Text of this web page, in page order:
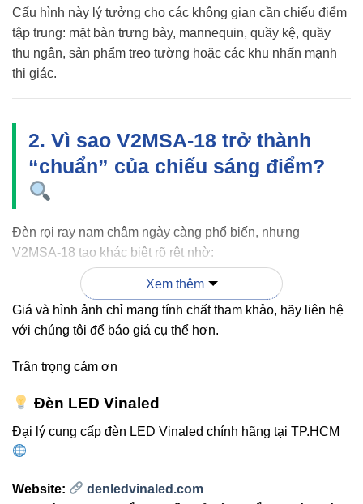
Cấu hình này lý tưởng cho các không gian cần chiếu điểm
tập trung: mặt bàn trưng bày, mannequin, quầy kệ, quầy
thu ngân, sản phẩm treo tường hoặc các khu nhấn mạnh
thị giác.
2. Vì sao V2MSA-18 trở thành
“chuẩn” của chiếu sáng điểm?
Đèn rọi ray nam châm ngày càng phổ biến, nhưng
V2MSA-18 tạo khác biệt rõ rệt nhờ:
2.1. Ánh sáng tập trung – Hiển thị sản
phẩm nổi bật hơn
Góc chiếu 24° giúp tạo hiệu ứng ánh sáng spotlight rõ rệt,
mang lại:
Sản phẩm nổi bật, thu hút tầm nhìn.
Tối ưu ánh sáng cho không gian trưng bày nhỏ.
Xem thêm
Giá và hình ảnh chỉ mang tính chất tham khảo, hãy liên hệ
với chúng tôi để báo giá cụ thể hơn.
Trân trọng cảm ơn
Đèn LED Vinaled
Đại lý cung cấp đèn LED Vinaled chính hãng tại TP.HCM
Website:
denledvinaled.com